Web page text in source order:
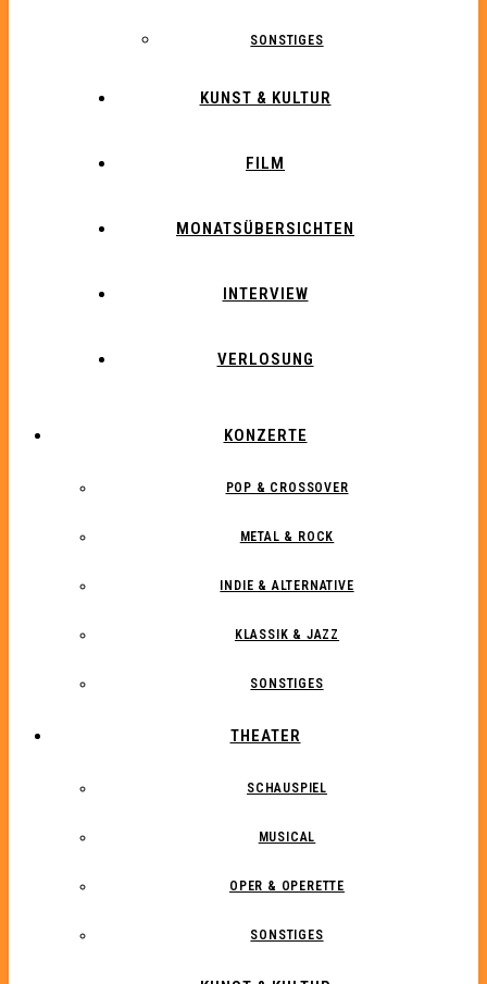
SONSTIGES
KUNST & KULTUR
FILM
MONATSÜBERSICHTEN
INTERVIEW
VERLOSUNG
KONZERTE
POP & CROSSOVER
METAL & ROCK
INDIE & ALTERNATIVE
KLASSIK & JAZZ
SONSTIGES
THEATER
SCHAUSPIEL
MUSICAL
OPER & OPERETTE
SONSTIGES